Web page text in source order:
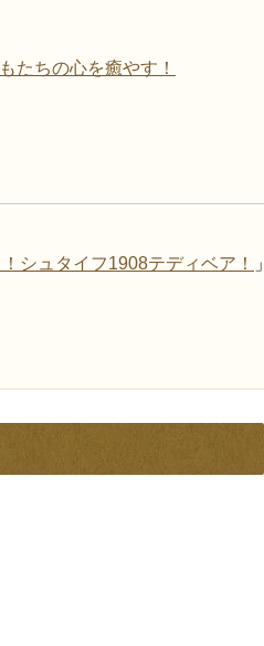
たちの心を癒やす！
シュタイフ1908テディベア！ 」